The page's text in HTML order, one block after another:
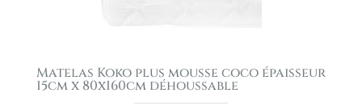
Matelas Koko plus mousse coco épaisseur
15cm x 80x160cm déhoussable